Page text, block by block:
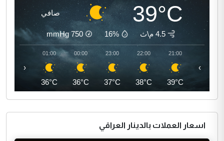
39°C صافي
4.5 م\ث 16%
750
mmHg
21:00
39°C
22:00
38°C
23:00
37°C
00:00
36°C
01:00
36°C
‹ ›
اسعار العملات بالدينار العراقي